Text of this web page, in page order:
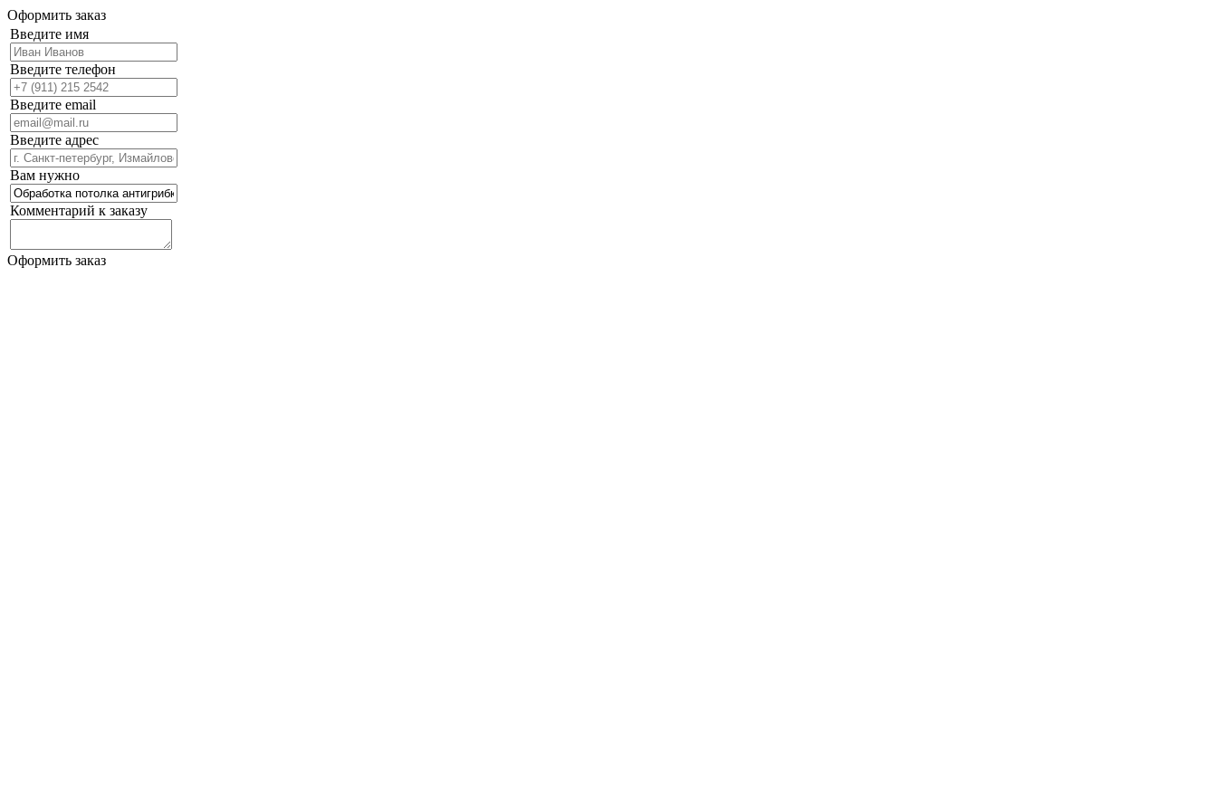
Оформить заказ
Введите имя
Введите телефон
Введите email
Введите адрес
Вам нужно
Комментарий к заказу
Оформить заказ